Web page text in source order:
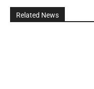
Related News